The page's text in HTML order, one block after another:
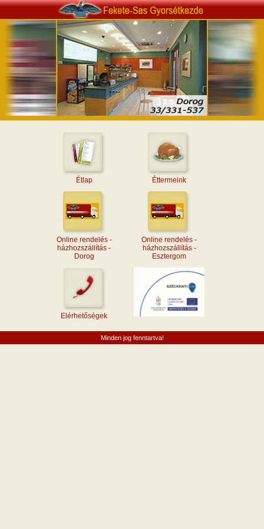
Étlap Éttermeink
Online rendelés -
házhozszállítás -
Dorog
Online rendelés -
házhozszállítás -
Esztergom
Elérhetőségek
Minden jog fenntartva!